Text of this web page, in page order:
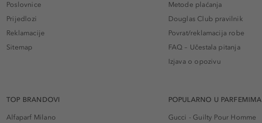
Poslovnice
Prijedlozi
Reklamacije
Sitemap
Metode plaćanja
Douglas Club pravilnik
Povrat/reklamacija robe
FAQ – Učestala pitanja
Izjava o opozivu
TOP BRANDOVI
Alfaparf Milano
POPULARNO U PARFEMIMA
Gucci - Guilty Pour Homme